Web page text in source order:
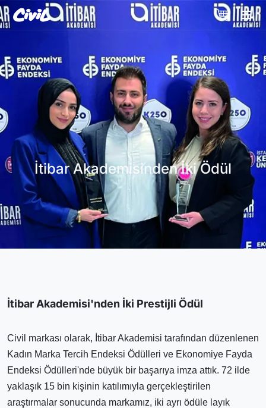
İtibar Akademisinden İki Ödül
İtibar Akademisi'nden İki Prestijli Ödül
Civil markası olarak, İtibar Akademisi tarafından düzenlenen
Kadın Marka Tercih Endeksi Ödülleri ve Ekonomiye Fayda
Endeksi Ödülleri'nde büyük bir başarıya imza attık. 72 ilde
yaklaşık 15 bin kişinin katılımıyla gerçekleştirilen
araştırmalar sonucunda markamız, iki ayrı ödüle layık